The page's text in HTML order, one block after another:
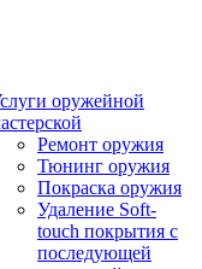
оружейной
Ремонт оружия
Тюнинг оружия
Покраска оружия
Удаление Soft-
touch покрытия с
последующей